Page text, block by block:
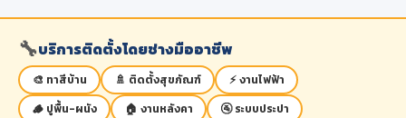
***หมายเหตุ จำนวนครั้งในการใช้
งานจริงนั้นสามารถเปลี่ยนแปลง
ได้ โดยขึ้นอยู่กับ สภาพแวดล้อม วิธี
ใช้งานของผู้ใช้ การเก็บรักษา และ
สภาวะอากาศ
ใช้งานของผู้ใช้ การเก็บรักษา และ
สภาวะอากาศ
🔧บริการติดตั้งโดยช่างมืออาชีพ
🎨 ทาสีบ้าน 🚿 ติดตั้งสุขภัณฑ์
⚡ งานไฟฟ้า
🪵 ปูพื้น-ผนัง
🏠 งานหลังคา 🚰 ระบบประปา